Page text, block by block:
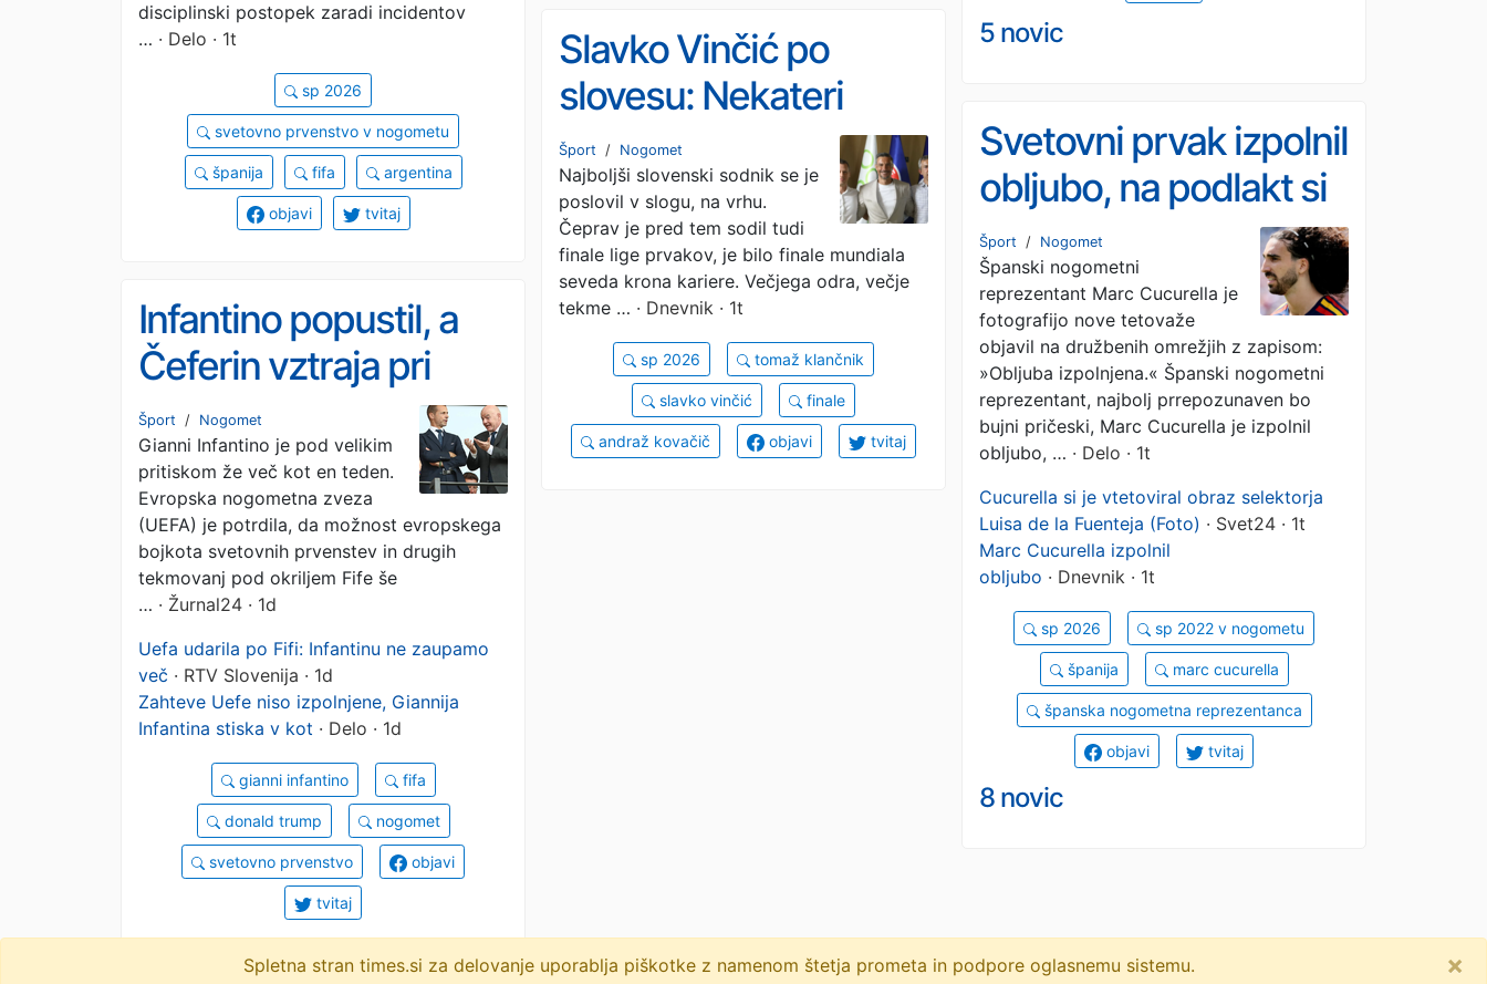
5 novic
disciplinski postopek zaradi incidentov
… · Delo · 1t
sp 2026
svetovno prvenstvo v nogometu
španija fifa argentina
objavi tvitaj
Slavko Vinčić po
slovesu: Nekateri
stvari bodo še prišle
za mano
Šport / Nogomet
Najboljši slovenski sodnik se je
poslovil v slogu, na vrhu.
Čeprav je pred tem sodil tudi
finale lige prvakov, je bilo finale mundiala
seveda krona kariere. Večjega odra, večje
tekme … · Dnevnik · 1t
sp 2026 tomaž klančnik
slavko vinčić finale
andraž kovačič objavi tvitaj
Svetovni prvak izpolnil
obljubo, na podlakt si
je vtetoviral
selektorjevo podobo
Šport / Nogomet
Španski nogometni
reprezentant Marc Cucurella je
fotografijo nove tetovaže
objavil na družbenih omrežjih z zapisom:
»Obljuba izpolnjena.« Španski nogometni
reprezentant, najbolj prrepozunaven bo
bujni pričeski, Marc Cucurella je izpolnil
obljubo, … · Delo · 1t
Cucurella si je vtetoviral obraz selektorja
Luisa de la Fuenteja (Foto) · Svet24 · 1t
Marc Cucurella izpolnil
obljubo · Dnevnik · 1t
sp 2026 sp 2022 v nogometu
španija marc cucurella
španska nogometna reprezentanca
objavi tvitaj
8 novic
Infantino popustil, a
Čeferin vztraja pri
bojkotu
Šport / Nogomet
Gianni Infantino je pod velikim
pritiskom že več kot en teden.
Evropska nogometna zveza
(UEFA) je potrdila, da možnost evropskega
bojkota svetovnih prvenstev in drugih
tekmovanj pod okriljem Fife še
… · Žurnal24 · 1d
Uefa udarila po Fifi: Infantinu ne zaupamo
več · RTV Slovenija · 1d
Zahteve Uefe niso izpolnjene, Giannija
Infantina stiska v kot · Delo · 1d
gianni infantino fifa
donald trump nogomet
svetovno prvenstvo objavi
tvitaj
Spletna stran times.si za delovanje uporablja piškotke z namenom štetja prometa in podpore oglasnemu sistemu.
×